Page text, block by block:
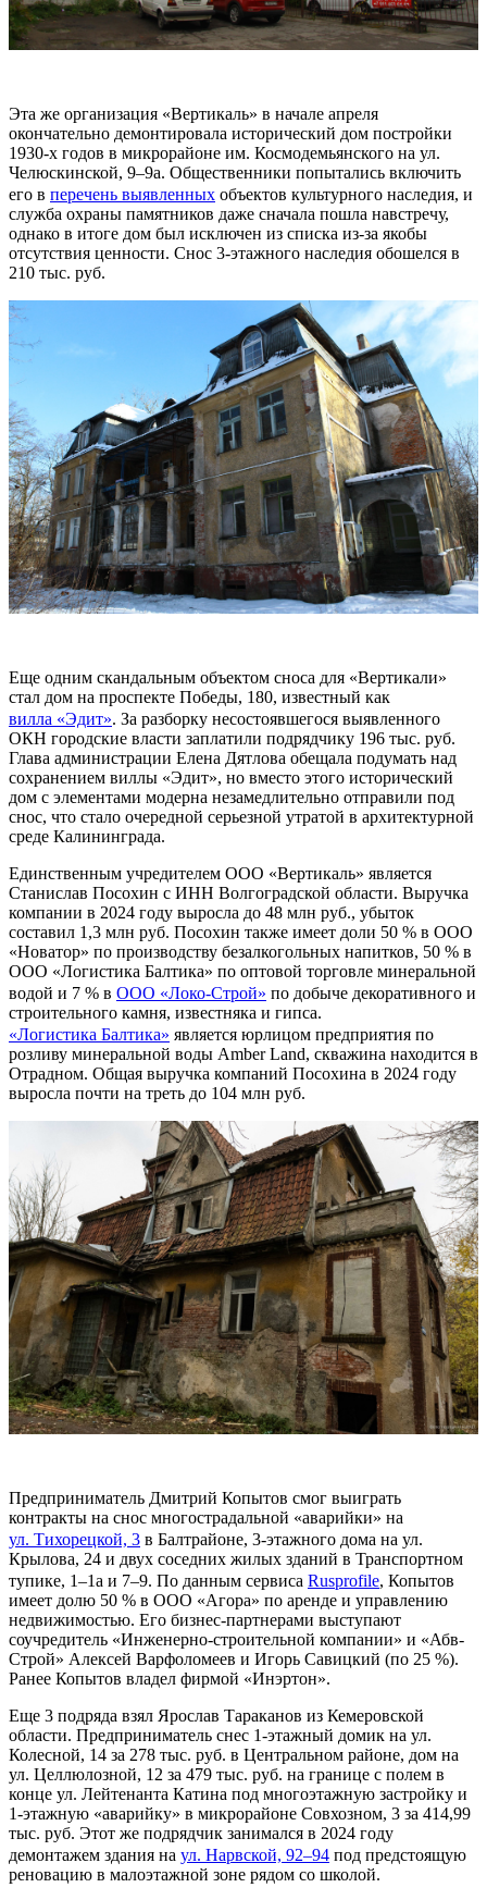
Эта же организация «Вертикаль» в начале апреля
окончательно демонтировала исторический дом постройки
1930-х годов в микрорайоне им. Космодемьянского на ул.
Челюскинской, 9–9а. Общественники попытались включить
его в перечень выявленных объектов культурного наследия, и
служба охраны памятников даже сначала пошла навстречу,
однако в итоге дом был исключен из списка из-за якобы
отсутствия ценности. Снос 3-этажного наследия обошелся в
210 тыс. руб.
Еще одним скандальным объектом сноса для «Вертикали»
стал дом на проспекте Победы, 180, известный как
вилла «Эдит». За разборку несостоявшегося выявленного
ОКН городские власти заплатили подрядчику 196 тыс. руб.
Глава администрации Елена Дятлова обещала подумать над
сохранением виллы «Эдит», но вместо этого исторический
дом с элементами модерна незамедлительно отправили под
снос, что стало очередной серьезной утратой в архитектурной
среде Калининграда.
Единственным учредителем ООО «Вертикаль» является
Станислав Посохин с ИНН Волгоградской области. Выручка
компании в 2024 году выросла до 48 млн руб., убыток
составил 1,3 млн руб. Посохин также имеет доли 50 % в ООО
«Новатор» по производству безалкогольных напитков, 50 % в
ООО «Логистика Балтика» по оптовой торговле минеральной
водой и 7 % в ООО «Локо-Строй» по добыче декоративного и
строительного камня, известняка и гипса.
«Логистика Балтика» является юрлицом предприятия по
розливу минеральной воды Amber Land, скважина находится в
Отрадном. Общая выручка компаний Посохина в 2024 году
выросла почти на треть до 104 млн руб.
Предприниматель Дмитрий Копытов смог выиграть
контракты на снос многострадальной «аварийки» на
ул. Тихорецкой, 3 в Балтрайоне, 3-этажного дома на ул.
Крылова, 24 и двух соседних жилых зданий в Транспортном
тупике, 1–1а и 7–9. По данным сервиса Rusprofile, Копытов
имеет долю 50 % в ООО «Агора» по аренде и управлению
недвижимостью. Его бизнес-партнерами выступают
соучредитель «Инженерно-строительной компании» и «Абв-
Строй» Алексей Варфоломеев и Игорь Савицкий (по 25 %).
Ранее Копытов владел фирмой «Инэртон».
Еще 3 подряда взял Ярослав Тараканов из Кемеровской
области. Предприниматель снес 1-этажный домик на ул.
Колесной, 14 за 278 тыс. руб. в Центральном районе, дом на
ул. Целлюлозной, 12 за 479 тыс. руб. на границе с полем в
конце ул. Лейтенанта Катина под многоэтажную застройку и
1-этажную «аварийку» в микрорайоне Совхозном, 3 за 414,99
тыс. руб. Этот же подрядчик занимался в 2024 году
демонтажем здания на ул. Нарвской, 92–94 под предстоящую
реновацию в малоэтажной зоне рядом со школой.